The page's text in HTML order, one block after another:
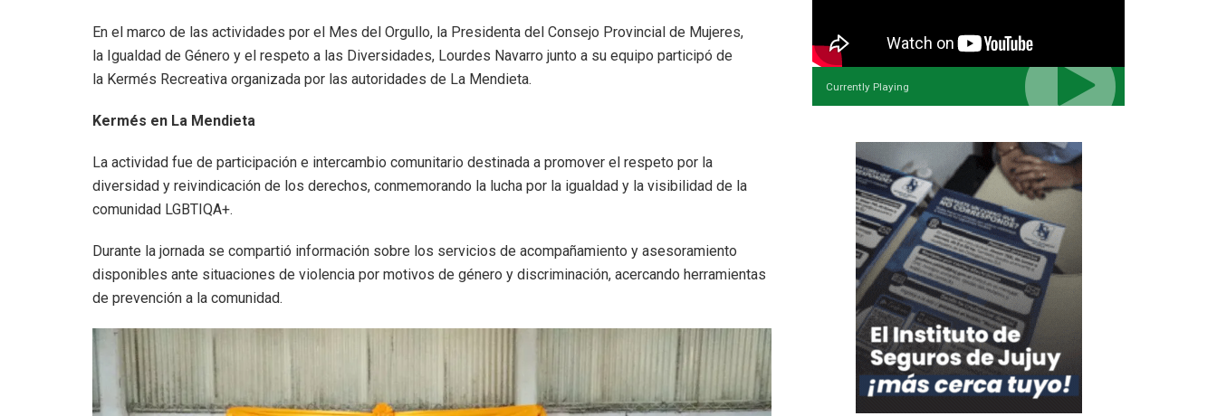
En el marco de las actividades por el Mes del Orgullo, la Presidenta del Consejo Provincial de Mujeres,
la Igualdad de Género y el respeto a las Diversidades, Lourdes Navarro junto a su equipo participó de
la Kermés Recreativa organizada por las autoridades de La Mendieta.
Kermés en La Mendieta
La actividad fue de participación e intercambio comunitario destinada a promover el respeto por la
diversidad y reivindicación de los derechos, conmemorando la lucha por la igualdad y la visibilidad de la
comunidad LGBTIQA+.
Durante la jornada se compartió información sobre los servicios de acompañamiento y asesoramiento
disponibles ante situaciones de violencia por motivos de género y discriminación, acercando herramientas
de prevención a la comunidad.
Currently Playing